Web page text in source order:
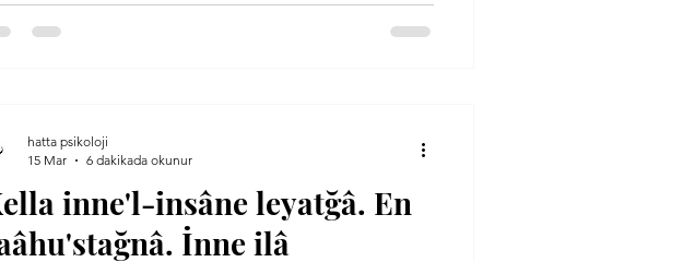
inne'l-insâne leyatğâ. En
İnne ilâ
hatta psikoloji
15 Mar
6 dakikada okunur